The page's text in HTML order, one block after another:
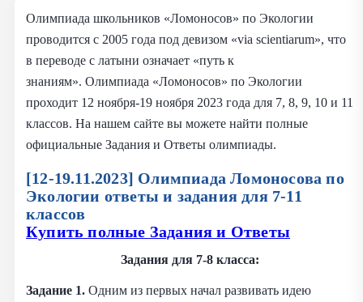
Олимпиада школьников «Ломоносов» по Экологии
проводится с 2005 года под девизом «via scientiarum», что
в переводе с латыни означает «путь к
знаниям». Олимпиада «Ломоносов» по Экологии
проходит 12 ноября-19 ноября 2023 года для 7, 8, 9, 10 и 11
классов. На нашем сайте вы можете найти полные
официальные Задания и Ответы олимпиады.
[12-19.11.2023] Олимпиада Ломоносова по
Экологии ответы и задания для 7-11
классов
Купить полные Задания и Ответы
Задания для 7-8 класса:
Задание 1. Одним из первых начал развивать идею